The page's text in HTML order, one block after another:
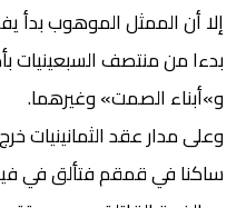
إلا أن الممثل الموهوب بدأ
بدءا من منتصف السبعينيات
و»أبناء الصمت» وغيرهما.
وعلى مدار عقد الثمانينيات
ساكنا في قمقم فتألق في